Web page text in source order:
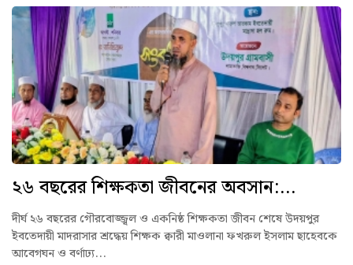
২৬ বছরের শিক্ষকতা জীবনের অবসান:...
দীর্ঘ ২৬ বছরের গৌরবোজ্জ্বল ও একনিষ্ঠ শিক্ষকতা জীবন শেষে উদয়পুর
ইবতেদায়ী মাদরাসার শ্রদ্ধেয় শিক্ষক ক্বারী মাওলানা ফখরুল ইসলাম ছাহেবকে
আবেগঘন ও বর্ণাঢ্য...